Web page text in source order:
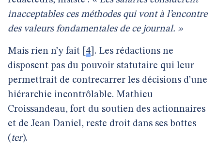
inacceptables ces méthodes qui vont à l’encontre
des valeurs fondamentales de ce journal. »
Mais rien n’y fait 4 . Les rédactions ne
disposent pas du pouvoir statutaire qui leur
permettrait de contrecarrer les décisions d’une
hiérarchie incontrôlable. Mathieu
Croissandeau, fort du soutien des actionnaires
et de Jean Daniel, reste droit dans ses bottes
( ter).